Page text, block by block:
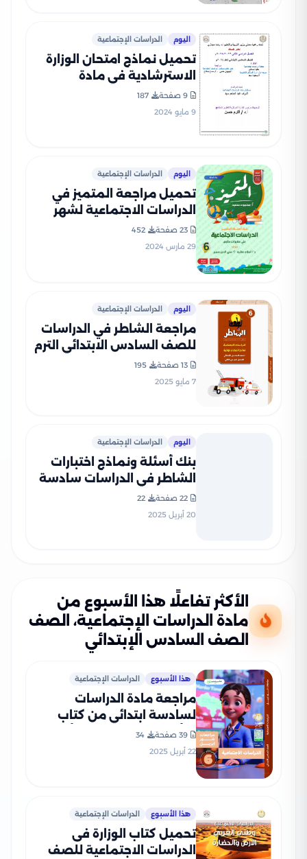
اليوم الدراسات الإجتماعية
تحميل نماذج امتحان الوزارة
الاسترشادية في مادة
الدراسات الاجتماعية للصف
السادس الابتدائي الترم الثاني
9 صفحة
187
9 مايو 2024
اليوم الدراسات الإجتماعية
تحميل مراجعة المتميز في
الدراسات الاجتماعية لشهر
مارس للصف السادس
الابتدائي (بنك أسئلة وإجاباته
23 صفحة
452
29 مارس 2024
اليوم الدراسات الإجتماعية
مراجعة الشاطر في الدراسات
للصف السادس الابتدائي الترم
الثاني 2025 PDF بالاجابات
13 صفحة
195
7 مايو 2025
اليوم الدراسات الإجتماعية
بنك أسئلة ونماذج اختبارات
الشاطر في الدراسات سادسة
ابتدائي منهج شهر مارس
2025 بصيغة PDF
22 صفحة
22
20 أبريل 2025
الأكثر تفاعلًا هذا الأسبوع من
مادة الدراسات الإجتماعية، الصف
الصف السادس الإبتدائي
هذا الأسبوع الدراسات الإجتماعية
مراجعة مادة الدراسات
لسادسة ابتدائي من كتاب
التأسيس السليم مقرر أبريل
2025 بصيغة PDF
39 صفحة
34
22 أبريل 2025
هذا الأسبوع الدراسات الإجتماعية
تحميل كتاب الوزارة فى
الدراسات الاجتماعية للصف